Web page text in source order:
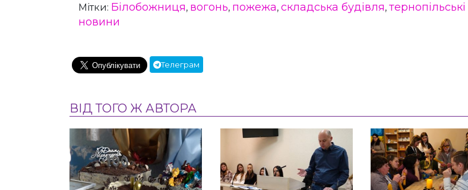
Мітки: Білобожниця, вогонь, пожежа, складська будівля, тернопільські
новини
Телеграм
ВІД ТОГО Ж АВТОРА